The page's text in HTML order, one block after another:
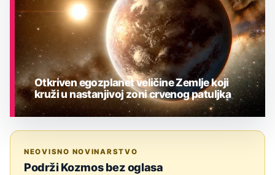
Otkriven egozplanet veličine Zemlje koji
kruži u nastanjivoj zoni crvenog patuljka
NEOVISNO NOVINARSTVO
Podrži Kozmos bez oglasa